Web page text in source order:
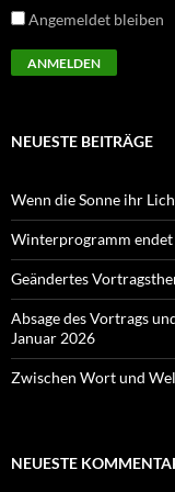
Angemeldet bleiben
NEUESTE BEITRÄGE
Wenn die Sonne ihr
Winterprogramm endet
Geändertes
Absage des Vortrags
Januar 2026
Zwischen Wort und
NEUESTE